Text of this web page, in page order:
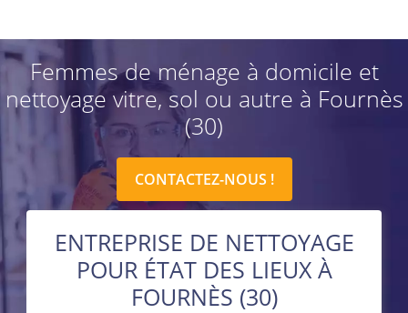
Femmes de ménage à domicile et
nettoyage vitre, sol ou autre à Fournès
(30)
CONTACTEZ-NOUS !
ENTREPRISE DE NETTOYAGE
POUR ÉTAT DES LIEUX À
FOURNÈS (30)